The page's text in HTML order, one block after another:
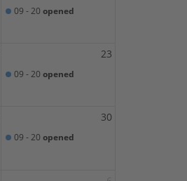
09 - 20 opened
23
09 - 20 opened
30
09 - 20 opened